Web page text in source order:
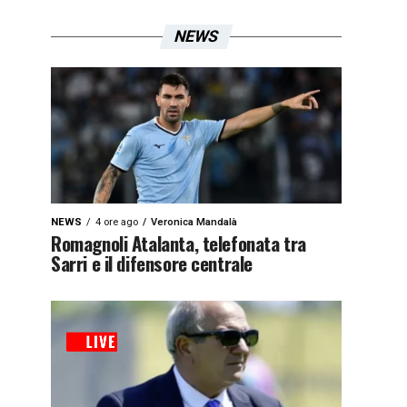
NEWS
NEWS 4 ore ago Veronica Mandalà
Romagnoli Atalanta, telefonata tra
Sarri e il difensore centrale